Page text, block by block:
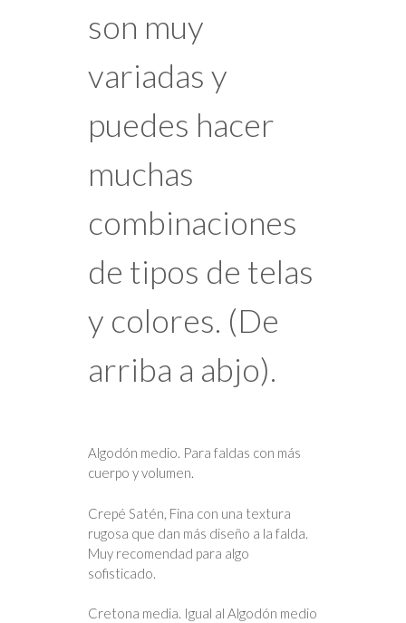
son muy
variadas y
puedes hacer
muchas
combinaciones
de tipos de telas
y colores. (De
arriba a abjo).
Algodón medio. Para faldas con más
cuerpo y volumen.
Crepé Satén, Fina con una textura
rugosa que dan más diseño a la falda.
Muy recomendad para algo
sofisticado.
Cretona media. Igual al Algodón medio